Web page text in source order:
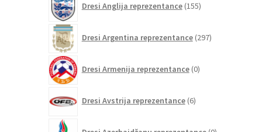
Dresi Anglija reprezentance 155izdelkov
Dresi Argentina reprezentance 297izdelkov
Dresi Armenija reprezentance 0izdelkov
Dresi Avstrija reprezentance 6izdelkov